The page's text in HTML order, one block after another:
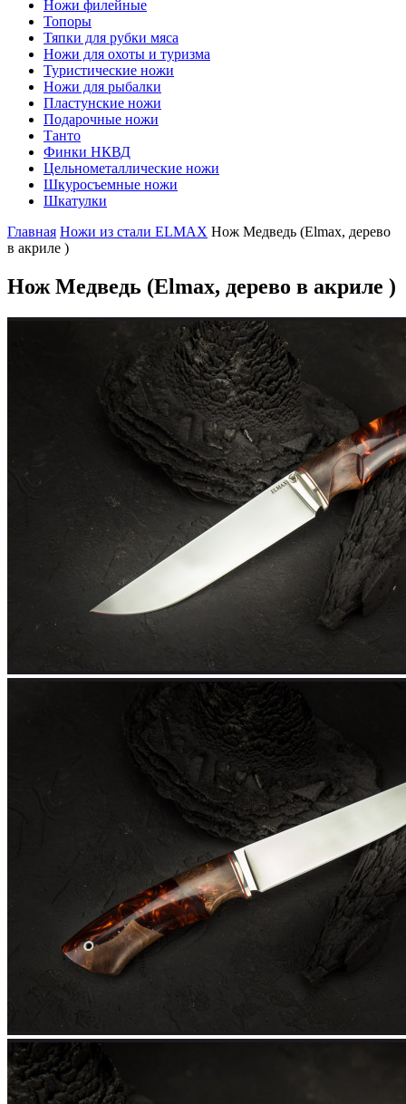
Ножи филейные
Топоры
Тяпки для рубки мяса
Ножи для охоты и туризма
Туристические ножи
Ножи для рыбалки
Пластунские ножи
Подарочные ножи
Танто
Финки НКВД
Цельнометаллические ножи
Шкуросъемные ножи
Шкатулки
Главная Ножи из стали ELMAX Нож Медведь (Elmax, дерево
в акриле )
Нож Медведь (Elmax, дерево в акриле )